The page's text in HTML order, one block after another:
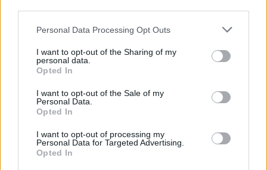
Please note that this website/app uses one or more Google
not limited to your visit or usage behaviour. You may click to
grant or deny consent to Google and its third-party tags to
use your data for below specified purposes in below Google
consent section.
Personal Data Processing Opt Outs
I want to opt-out of the Sharing of my
personal data.
Opted In
I want to opt-out of the Sale of my
Personal Data.
Opted In
I want to opt-out of processing my
Personal Data for Targeted Advertising.
Opted In